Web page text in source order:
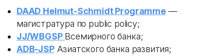
DAAD Helmut-Schmidt Programme—
магистратура по public policy;
JJ/WBGSP Всемирного банка;
ADB-JSPАзиатского банка развития;